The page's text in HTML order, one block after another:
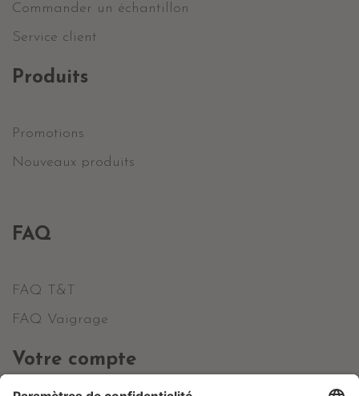
Commander un échantillon
Service client
Produits
Promotions
Nouveaux produits
FAQ
FAQ T&T
FAQ Vaigrage
Votre compte